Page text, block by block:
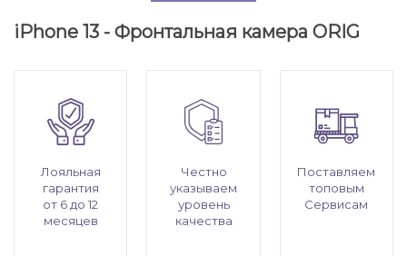
iPhone 13 - Фронтальная камера ORIG
Лояльная
гарантия
от 6 до 12
месяцев
Честно
указываем
уровень
качества
Поставляем
топовым
Сервисам